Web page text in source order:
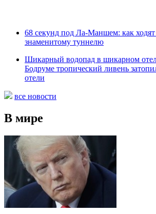
68 секунд под Ла-Маншем: как ходят
знаменитому туннелю
Шикарный водопад в шикарном
Бодруме тропический ливень
отели
все новости
В мире